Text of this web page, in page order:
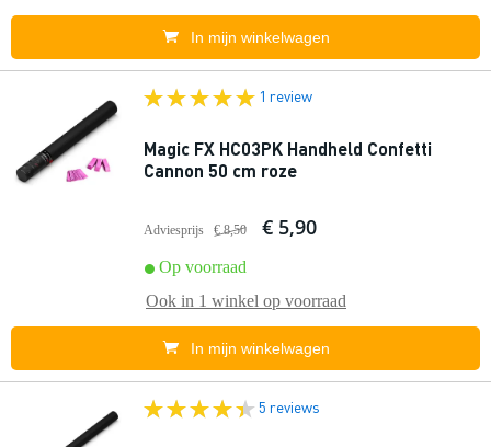
In mijn winkelwagen
1 review
Magic FX HC03PK Handheld Confetti
Cannon 50 cm roze
Adviesprijs € 8,50 € 5,90
Op voorraad
Ook in 1 winkel op voorraad
In mijn winkelwagen
5 reviews